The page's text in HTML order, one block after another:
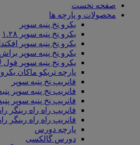
صفحه نخست
محصولات و پارچه ها
یکرو نخ پنبه سوپر
یکرو نخ پنبه سوپر ۱.۲۸
یکرو نخ پنبه سوپر افکتدار
یکرو نخ پنبه سوپر براش
یکرو نخ پنبه سوپر فول
پارچه تریکو ماکان
فانریپ نخ پنبه سوپر
فانریپ نخ پنبه سوپر پنبه
فانریپ نخ پنبه سوپر پنبه
فانریپ راه راه رینگر
فانریپ راه راه رینگر
پارچه دورس
دورس گالکسی